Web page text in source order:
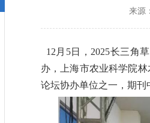
来源
12月5日，2025长三角
办，上海市农业科学院
论坛协办单位之一，期刊